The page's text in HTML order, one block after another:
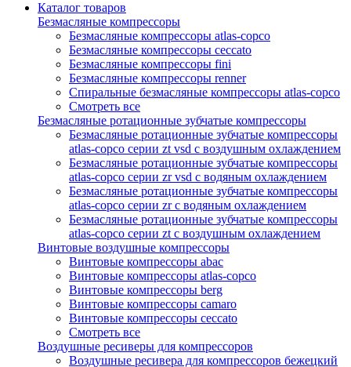
Каталог товаров
Безмасляные компрессоры
Безмасляные компрессоры atlas-copco
Безмасляные компрессоры ceccato
Безмасляные компрессоры fini
Безмасляные компрессоры renner
Спиральные безмасляные компрессоры atlas-copco
Смотреть все
Безмасляные ротационные зубчатые компрессоры
Безмасляные ротационные зубчатые компрессоры
atlas-copco серии zt vsd с воздушным охлаждением
Безмасляные ротационные зубчатые компрессоры
atlas-copco серии zr vsd с водяным охлаждением
Безмасляные ротационные зубчатые компрессоры
atlas-copco серии zr с водяным охлаждением
Безмасляные ротационные зубчатые компрессоры
atlas-copco серии zt с воздушным охлаждением
Винтовые воздушные компрессоры
Винтовые компрессоры abac
Винтовые компрессоры atlas-copco
Винтовые компрессоры berg
Винтовые компрессоры camaro
Винтовые компрессоры ceccato
Смотреть все
Воздушные ресиверы для компрессоров
Воздушные ресивера для компрессоров бежецкий